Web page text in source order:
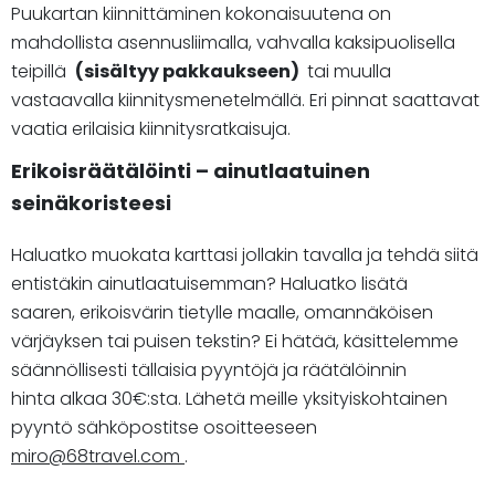
Puukartan kiinnittäminen kokonaisuutena on
mahdollista asennusliimalla, vahvalla kaksipuolisella
teipillä (sisältyy pakkaukseen) tai muulla
vastaavalla kiinnitysmenetelmällä. Eri pinnat saattavat
vaatia erilaisia kiinnitysratkaisuja.
Erikoisräätälöinti – ainutlaatuinen
seinäkoristeesi
Haluatko muokata karttasi jollakin tavalla ja tehdä siitä
entistäkin ainutlaatuisemman? Haluatko lisätä
saaren, erikoisvärin tietylle maalle, omannäköisen
värjäyksen tai puisen tekstin? Ei hätää, käsittelemme
säännöllisesti tällaisia pyyntöjä ja räätälöinnin
hinta alkaa 30€:sta. Lähetä meille yksityiskohtainen
pyyntö sähköpostitse osoitteeseen
miro@68travel.com .